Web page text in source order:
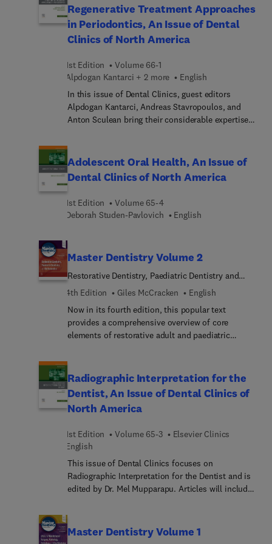
renovado gran parte de la iconografía incluendo
casi 400 fotografías e ilustraciones a todo color.
La obra ofrece acceso a SC.com en el que se
incluye el e-book, y un listado de bibliografía
receiving routine dental care. Key topics include
patients with cleft lip, orofacial pain, and
neurosensory disorders, in addition to
impact of the COVID pandemic.
Regenerative Treatment Approaches
in Periodontics, An Issue of Dental
Clinics of North America
1st Edition
Volume 66-1
Alpdogan Kantarci + 2 more
English
In this issue of Dental Clinics, guest editors
Alpdogan Kantarci, Andreas Stavropoulos, and
Anton Sculean bring their considerable expertise
Periodontics.
Adolescent Oral Health, An Issue of
Dental Clinics of North America
1st Edition
Volume 65-4
Deborah Studen-Pavlovich
English
Master Dentistry Volume 2
Restorative Dentistry, Paediatric Dentistry and
Orthodontics
4th Edition Giles McCracken
English
Now in its fourth edition, this popular text
provides a comprehensive overview of core
elements of restorative adult and paediatric
McCracken, the book provides key details and an
overall broad summary of the multiple facets of
restorative dentistry, pediatric dentistry and
orthodontics. It includes conscious sedation,
professionalism interface with the delivery of
dentistry.The book has been fully updated to
include developments in restorative dentistry, the
latest materials and new technology, and is ideal
for undergraduate students, vocational trainees
Radiographic Interpretation for the
Dentist, An Issue of Dental Clinics of
North America
1st Edition Volume 65-3
Elsevier Clinics
English
This issue of Dental Clinics focuses on
Radiographic Interpretation for the Dentist and is
edited by Dr. Mel Mupparapu. Articles will include:
Radiographic Diagnosis of Periodontal Disease;
Radiology in Endodontics; Imaging in Oral &
Master Dentistry Volume 1